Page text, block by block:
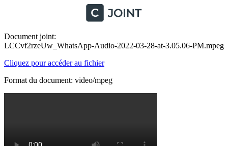
Document joint:
LCCvf2rzeUw_WhatsApp-Audio-2022-03-28-at-3.05.06-PM.mpeg
Cliquez pour accéder au fichier
Format du document: video/mpeg